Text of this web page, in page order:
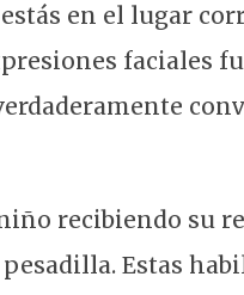
en el lugar
faciales
recibiendo su
Estas